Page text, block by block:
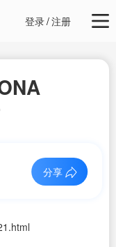
登录/注册
分享